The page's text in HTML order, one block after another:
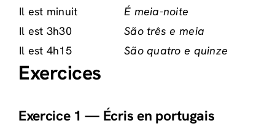
Il est minuit
É meia-noite
Il est 3h30
São três e meia
Il est 4h15
São quatro e quinze
Exercices
Exercice 1 — Écris en portugais